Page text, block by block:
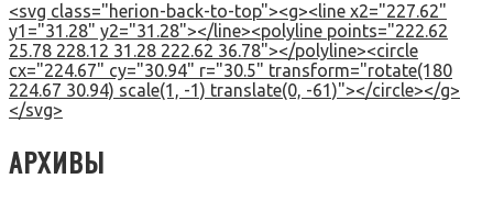
<svg class="herion-back-to-top"><g><line x2="227.62"
y1="31.28" y2="31.28"></line><polyline points="222.62
25.78 228.12 31.28 222.62 36.78"></polyline><circle
cx="224.67" cy="30.94" r="30.5" transform="rotate(180
224.67 30.94) scale(1, -1) translate(0, -61)"></circle></g>
</svg>
АРХИВЫ